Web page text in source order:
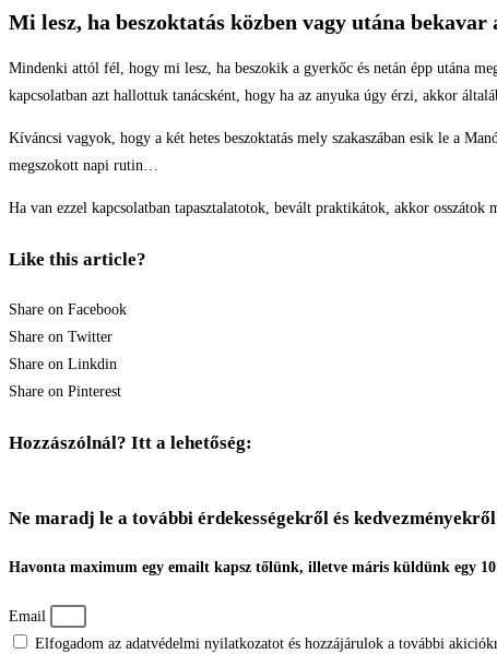
Mi lesz, ha beszoktatás közben vagy utána bekavar
Mindenki attól fél, hogy mi lesz, ha beszokik a gyerkőc és netán épp utána
kapcsolatban azt hallottuk tanácsként, hogy ha az anyuka úgy érzi, akkor
Kíváncsi vagyok, hogy a két hetes beszoktatás mely szakaszában esik le a
megszokott napi rutin…
Ha van ezzel kapcsolatban tapasztalatotok, bevált praktikátok, akkor
Like this article?
Share on Facebook
Share on Twitter
Share on Linkdin
Share on Pinterest
Hozzászólnál? Itt a lehetőség:
Ne maradj le a további érdekességekről és
Havonta maximum egy emailt kapsz tőlünk, illetve máris küldünk egy
Email
Elfogadom az adatvédelmi nyilatkozatot és hozzájárulok a további